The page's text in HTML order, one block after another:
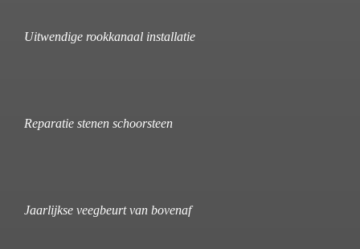
Uitwendige rookkanaal installatie
Reparatie stenen schoorsteen
Jaarlijkse veegbeurt van bovenaf